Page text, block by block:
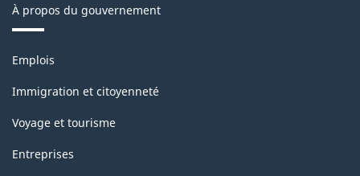
À propos du gouvernement
Thèmes
sujets
Emplois
Immigration et citoyenneté
Voyage et tourisme
Entreprises